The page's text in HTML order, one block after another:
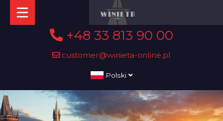
+48 33 813 90 00
customer@winieta-online.pl
Polski